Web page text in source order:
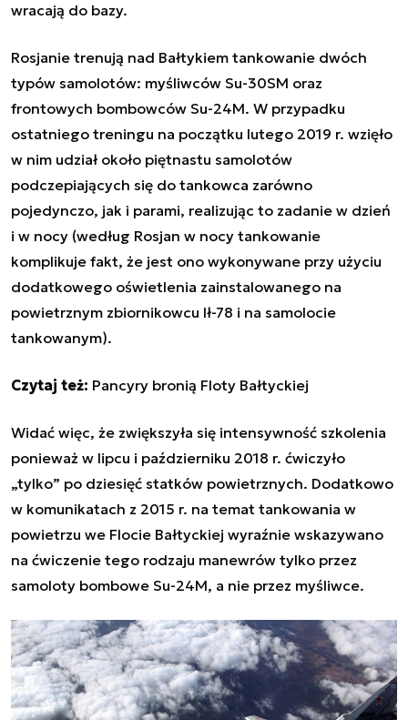
wracają do bazy.
Rosjanie trenują nad Bałtykiem tankowanie dwóch
typów samolotów: myśliwców Su-30SM oraz
frontowych bombowców Su-24M. W przypadku
ostatniego treningu na początku lutego 2019 r. wzięło
w nim udział około piętnastu samolotów
podczepiających się do tankowca zarówno
pojedynczo, jak i parami, realizując to zadanie w dzień
i w nocy (według Rosjan w nocy tankowanie
komplikuje fakt, że jest ono wykonywane przy użyciu
dodatkowego oświetlenia zainstalowanego na
powietrznym zbiornikowcu Ił-78 i na samolocie
tankowanym).
Czytaj też: Pancyry bronią Floty Bałtyckiej
Widać więc, że zwiększyła się intensywność szkolenia
ponieważ w lipcu i październiku 2018 r. ćwiczyło
„tylko” po dziesięć statków powietrznych. Dodatkowo
w komunikatach z 2015 r. na temat tankowania w
powietrzu we Flocie Bałtyckiej wyraźnie wskazywano
na ćwiczenie tego rodzaju manewrów tylko przez
samoloty bombowe Su-24M, a nie przez myśliwce.